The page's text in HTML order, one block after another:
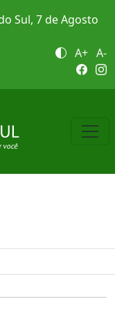
Sul, 7 de Agosto
A+ A-